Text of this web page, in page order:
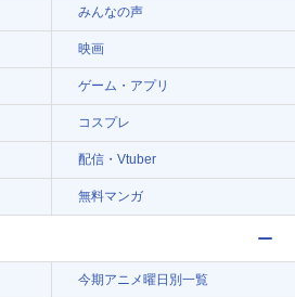
みんなの声
映画
ゲーム・アプリ
コスプレ
配信・Vtuber
無料マンガ
今期アニメ曜日別一覧